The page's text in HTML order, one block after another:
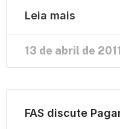
Leia mais
13 de abril de 2011
FAS discute